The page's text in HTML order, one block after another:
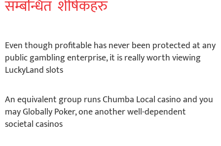
सम्बन्धित शीर्षकहरु
Even though profitable has never been protected at any
public gambling enterprise, it is really worth viewing
LuckyLand slots
An equivalent group runs Chumba Local casino and you
may Globally Poker, one another well-dependent
societal casinos